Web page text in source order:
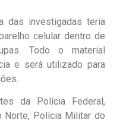
das investigadas teria
celular dentro de
Todo o material
e será utilizado para
da Polícia Federal,
Norte, Polícia Militar do